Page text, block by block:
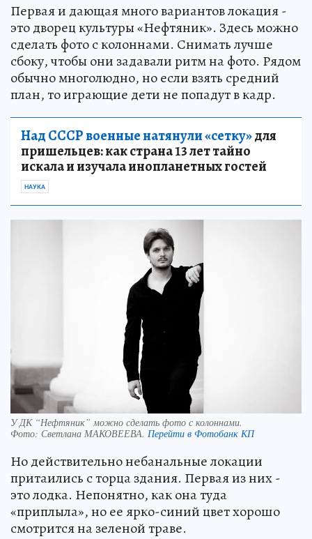
Первая и дающая много вариантов локация -
это дворец культуры «Нефтяник». Здесь можно
сделать фото с колоннами. Снимать лучше
сбоку, чтобы они задавали ритм на фото. Рядом
обычно многолюдно, но если взять средний
план, то играющие дети не попадут в кадр.
Над СССР военные натянули «сетку»для
пришельцев: как страна 13 лет тайно
искала и изучала инопланетных гостей
НАУКА
У ДК “Нефтяник” можно сделать фото с колоннами.
Фото: Светлана МАКОВЕЕВА. Перейти в Фотобанк КП
Но действительно небанальные локации
притаились с торца здания. Первая из них -
это лодка. Непонятно, как она туда
«приплыла», но ее ярко-синий цвет хорошо
смотрится на зеленой траве.